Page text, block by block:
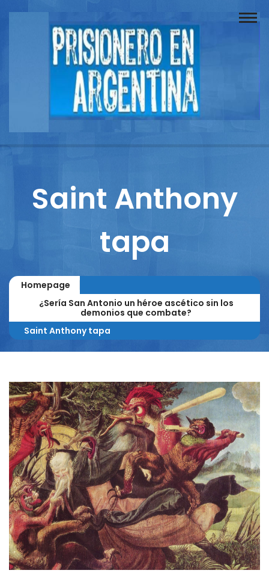
Buscador
Documentos
Reportajes
Saint Anthony
tapa
Homepage
¿Sería San Antonio un héroe ascético sin los
demonios que combate?
Saint Anthony tapa